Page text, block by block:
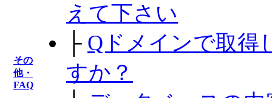
その
他・
FAQ
えて下さい
├ Qドメインで取得
すか？